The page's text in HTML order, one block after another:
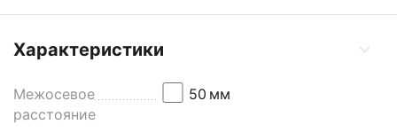
Характеристики
Межосевое
расстояние
50 мм